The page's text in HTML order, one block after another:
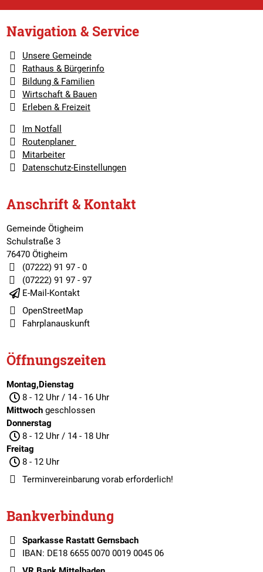
Navigation & Service
Unsere Gemeinde
Rathaus & Bürgerinfo
Bildung & Familien
Wirtschaft & Bauen
Erleben & Freizeit
Im Notfall
Routenplaner
Mitarbeiter
Datenschutz-Einstellungen
Anschrift & Kontakt
Gemeinde Ötigheim
Schulstraße 3
76470 Ötigheim
(07222) 91 97 - 0
(07222) 91 97 - 97
E-Mail-Kontakt
OpenStreetMap
Fahrplanauskunft
Öffnungszeiten
Montag,Dienstag
8 - 12 Uhr / 14 - 16 Uhr
Mittwochgeschlossen
Donnerstag
8 - 12 Uhr / 14 - 18 Uhr
Freitag
8 - 12 Uhr
Terminvereinbarungvorab erforderlich!
Bankverbindung
Sparkasse Rastatt Gernsbach
IBAN: DE18 6655 0070 0019 0045 06